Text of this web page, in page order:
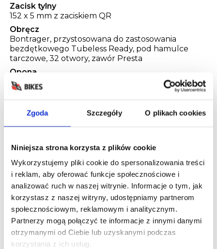
Zgoda Szczegóły O plikach cookies
Niniejsza strona korzysta z plików cookie
Wykorzystujemy pliki cookie do spersonalizowania treści
i reklam, aby oferować funkcje społecznościowe i
analizować ruch w naszej witrynie. Informacje o tym, jak
korzystasz z naszej witryny, udostępniamy partnerom
społecznościowym, reklamowym i analitycznym.
Partnerzy mogą połączyć te informacje z innymi danymi
otrzymanymi od Ciebie lub uzyskanymi podczas
korzystania z ich usług.
Zacisk tylny
152 x 5 mm z zaciskiem QR
Obręcz
Bontrager, przystosowana do zastosowania
bezdętkowego Tubeless Ready, pod hamulce
tarczowe, 32 otwory, zawór Presta
Opona
Bontrager H2 Comp, stopka z drutu, 30 tpi, 700 x
35 mm
Manetka
Shimano CUES U6000 z optycznym wyświetlaniem
biegu, 10 biegów
Shimano CUES U6000 GS
*Korba
Rozmiar: XS, S, M
Stop Prowheel, zębatka z zębami
wąskimi/szerokimi narrow-wide 40T, 170 mm
długości
Rozmiar: L, XL
Stop Prowheel, zębatka z zębami
wąskimi/szerokimi narrow-wide 40T, 175 mm
długości